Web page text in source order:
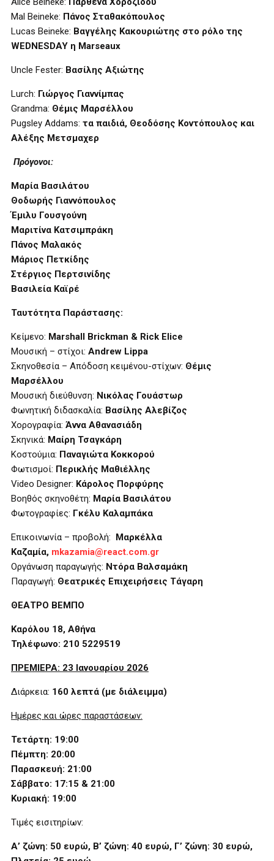
Mal Beineke: Πάνος Σταθακόπουλος
Lucas Beineke: Βαγγέλης Κακουριώτης στο ρόλο της
WEDNESDAY η Marseaux
Uncle Fester: Βασίλης Αξιώτης
Lurch: Γιώργος Γιαννίμπας
Grandma: Θέμις Μαρσέλλου
Pugsley Addams: τα παιδιά, Θεοδόσης Κοντόπουλος και
Αλέξης Μετσμαχερ
Πρόγονοι:
Μαρία Βασιλάτου
Θοδωρής Γιαννόπουλος
Έμιλυ Γουσγούνη
Μαριτίνα Κατσιμπράκη
Πάνος Μαλακός
Μάριος Πετκίδης
Στέργιος Περτσινίδης
Βασιλεία Καϊρέ
Ταυτότητα Παράστασης:
Κείμενο: Marshall Brickman & Rick Elice
Μουσική – στίχοι: Andrew Lippa
Σκηνοθεσία – Απόδοση κειμένου-στίχων: Θέμις
Μαρσέλλου
Μουσική διεύθυνση: Νικόλας Γουάστωρ
Φωνητική διδασκαλία: Βασίλης Αλεβίζος
Χορογραφία: Άννα Αθανασιάδη
Σκηνικά: Μαίρη Τσαγκάρη
Κοστούμια: Παναγιώτα Κοκκορού
Φωτισμοί: Περικλής Μαθιέλλης
Video Designer: Κάρολος Πορφύρης
Βοηθός σκηνοθέτη: Μαρία Βασιλάτου
Φωτογραφίες: Γκέλυ Καλαμπάκα
Επικοινωνία – προβολή: Μαρκέλλα
Καζαμία, mkazamia@react.com.gr
Οργάνωση παραγωγής: Ντόρα Βαλσαμάκη
Παραγωγή: Θεατρικές Επιχειρήσεις Τάγαρη
ΘΕΑΤΡΟ ΒΕΜΠΟ
Καρόλου 18, Αθήνα
Τηλέφωνο: 210 5229519
ΠΡΕΜΙΕΡΑ: 23 Ιανουαρίου 2026
Διάρκεια: 160 λεπτά (με διάλειμμα)
Ημέρες και ώρες παραστάσεων:
Τετάρτη: 19:00
Πέμπτη: 20:00
Παρασκευή: 21:00
Σάββατο: 17:15 & 21:00
Κυριακή: 19:00
Τιμές εισιτηρίων:
Α’ ζώνη: 50 ευρώ, Β’ ζώνη: 40 ευρώ, Γ’ ζώνη: 30 ευρώ,